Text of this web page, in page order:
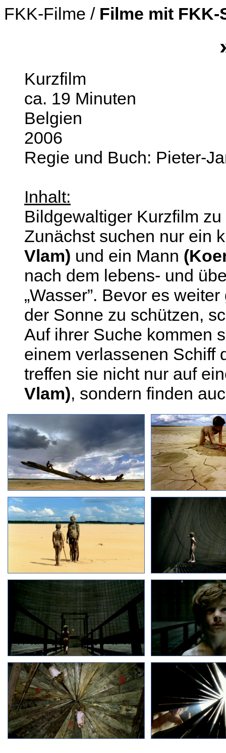
FKK-Filme / Filme mit FKK-
Kurzfilm
ca. 19 Minuten
Belgien
2006
Regie und Buch: Pieter-
Inhalt:
Bildgewaltiger Kurzfilm zu
Zunächst suchen nur ein
Vlam) und ein Mann
nach dem lebens- und
„Wasser”. Bevor es
der Sonne zu schützen,
Auf ihrer Suche kommen
einem verlassenen Schiff
treffen sie nicht nur auf
Vlam), sondern finden